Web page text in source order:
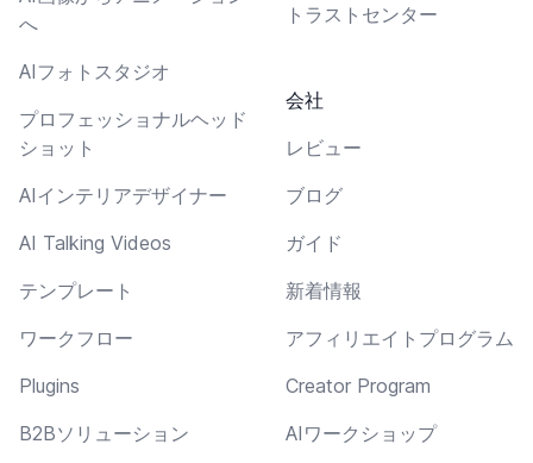
へ
AIフォトスタジオ
プロフェッショナルヘッド
ショット
AIインテリアデザイナー
AI Talking Videos
テンプレート
ワークフロー
Plugins
B2Bソリューション
トラストセンター
会社
レビュー
ブログ
ガイド
新着情報
アフィリエイトプログラム
Creator Program
AIワークショップ